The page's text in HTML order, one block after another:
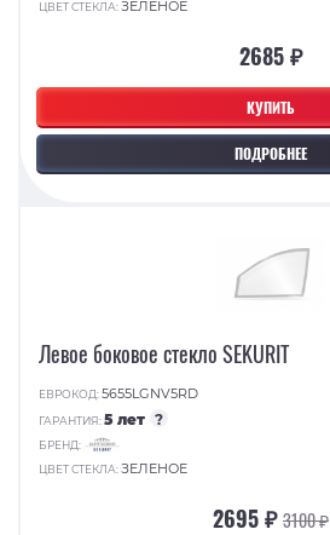
КУПИТЬ
ПОДРОБНЕЕ
ЦВЕТ СТЕКЛА:ЗЕЛЕНОЕ
2685 ₽
Левое боковое стекло SEKURIT
ЕВРОКОД:5655LGNV5RD
ГАРАНТИЯ:5 лет ?
БРЕНД:
ЦВЕТ СТЕКЛА:ЗЕЛЕНОЕ
2695 ₽3100 ₽